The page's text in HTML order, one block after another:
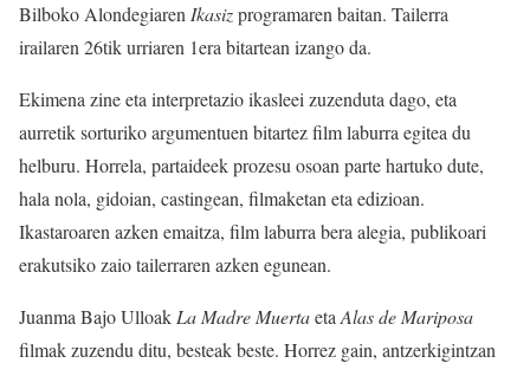
Bilboko Alondegiaren Ikasizprogramaren baitan. Tailerra
irailaren 26tik urriaren 1era bitartean izango da.
Ekimena zine eta interpretazio ikasleei zuzenduta dago, eta
aurretik sorturiko argumentuen bitartez film laburra egitea du
helburu. Horrela, partaideek prozesu osoan parte hartuko dute,
hala nola, gidoian, castingean, filmaketan eta edizioan.
Ikastaroaren azken emaitza, film laburra bera alegia, publikoari
erakutsiko zaio tailerraren azken egunean.
Juanma Bajo Ulloak La Madre Muertaeta Alas de Mariposa
filmak zuzendu ditu, besteak beste. Horrez gain, antzerkigintzan